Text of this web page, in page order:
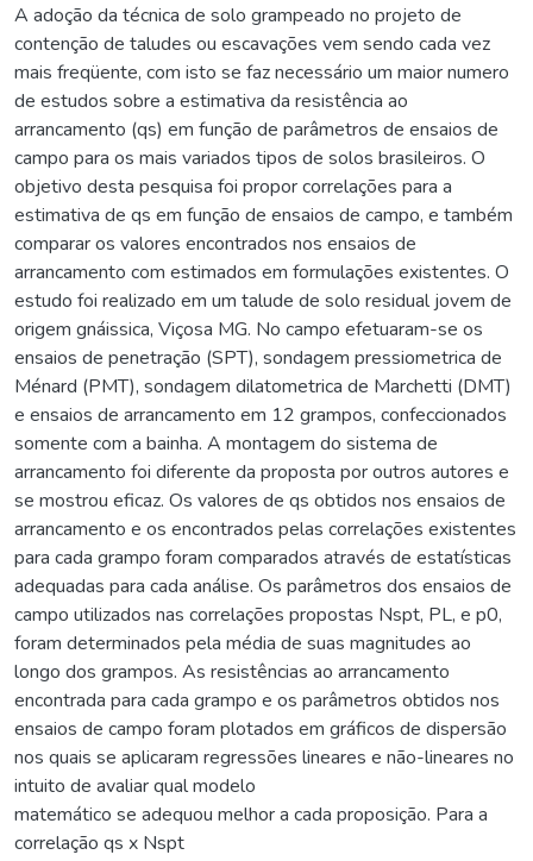
A adoção da técnica de solo grampeado no projeto de
contenção de taludes ou escavações vem sendo cada vez
mais freqüente, com isto se faz necessário um maior numero
de estudos sobre a estimativa da resistência ao
arrancamento (qs) em função de parâmetros de ensaios de
campo para os mais variados tipos de solos brasileiros. O
objetivo desta pesquisa foi propor correlações para a
estimativa de qs em função de ensaios de campo, e também
comparar os valores encontrados nos ensaios de
arrancamento com estimados em formulações existentes. O
estudo foi realizado em um talude de solo residual jovem de
origem gnáissica, Viçosa MG. No campo efetuaram-se os
ensaios de penetração (SPT), sondagem pressiometrica de
Ménard (PMT), sondagem dilatometrica de Marchetti (DMT)
e ensaios de arrancamento em 12 grampos, confeccionados
somente com a bainha. A montagem do sistema de
arrancamento foi diferente da proposta por outros autores e
se mostrou eficaz. Os valores de qs obtidos nos ensaios de
arrancamento e os encontrados pelas correlações existentes
para cada grampo foram comparados através de estatísticas
adequadas para cada análise. Os parâmetros dos ensaios de
campo utilizados nas correlações propostas Nspt, PL, e p0,
foram determinados pela média de suas magnitudes ao
longo dos grampos. As resistências ao arrancamento
encontrada para cada grampo e os parâmetros obtidos nos
ensaios de campo foram plotados em gráficos de dispersão
nos quais se aplicaram regressões lineares e não-lineares no
intuito de avaliar qual modelo
matemático se adequou melhor a cada proposição. Para a
correlação qs x Nspt